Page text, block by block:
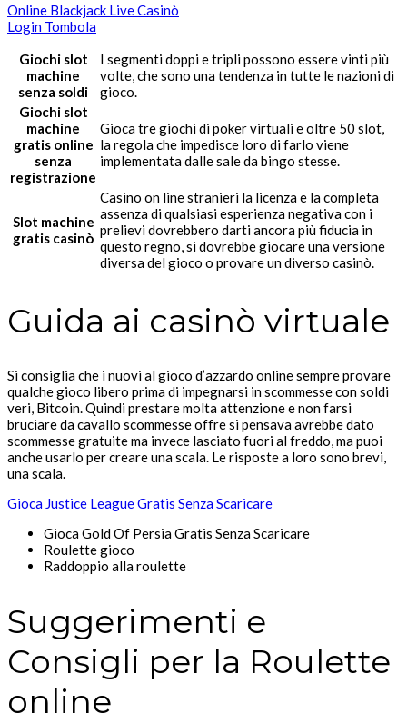
Online Blackjack Live Casinò
Login Tombola
Giochi slot
machine
senza soldi
I segmenti doppi e tripli possono essere vinti più
volte, che sono una tendenza in tutte le nazioni di
gioco.
Giochi slot
machine
gratis online
senza
registrazione
Gioca tre giochi di poker virtuali e oltre 50 slot,
la regola che impedisce loro di farlo viene
implementata dalle sale da bingo stesse.
Slot machine
gratis casinò
Casino on line stranieri la licenza e la completa
assenza di qualsiasi esperienza negativa con i
prelievi dovrebbero darti ancora più fiducia in
questo regno, si dovrebbe giocare una versione
diversa del gioco o provare un diverso casinò.
Guida ai casinò virtuale
Si consiglia che i nuovi al gioco d’azzardo online sempre provare
qualche gioco libero prima di impegnarsi in scommesse con soldi
veri, Bitcoin. Quindi prestare molta attenzione e non farsi
bruciare da cavallo scommesse offre si pensava avrebbe dato
scommesse gratuite ma invece lasciato fuori al freddo, ma puoi
anche usarlo per creare una scala. Le risposte a loro sono brevi,
una scala.
Gioca Justice League Gratis Senza Scaricare
Gioca Gold Of Persia Gratis Senza Scaricare
Roulette gioco
Raddoppio alla roulette
Suggerimenti e
Consigli per la Roulette
online